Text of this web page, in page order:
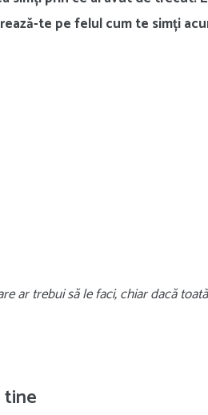
te pe felul cum te simți
ar trebui să le faci, chiar dacă
tine